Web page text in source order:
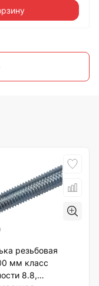
резьбовая
мм класс
8.8,